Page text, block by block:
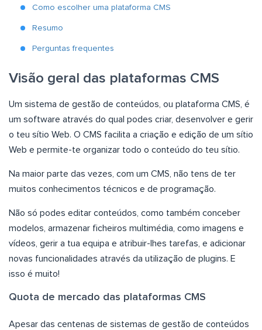
Como escolher uma plataforma CMS
Resumo
Perguntas frequentes
Visão geral das plataformas CMS
Um sistema de gestão de conteúdos, ou plataforma CMS, é
um software através do qual podes criar, desenvolver e gerir
o teu sítio Web. O CMS facilita a criação e edição de um sítio
Web e permite-te organizar todo o conteúdo do teu sítio.
Na maior parte das vezes, com um CMS, não tens de ter
muitos conhecimentos técnicos e de programação.
Não só podes editar conteúdos, como também conceber
modelos, armazenar ficheiros multimédia, como imagens e
vídeos, gerir a tua equipa e atribuir-lhes tarefas, e adicionar
novas funcionalidades através da utilização de plugins. E
isso é muito!
Quota de mercado das plataformas CMS
Apesar das centenas de sistemas de gestão de conteúdos